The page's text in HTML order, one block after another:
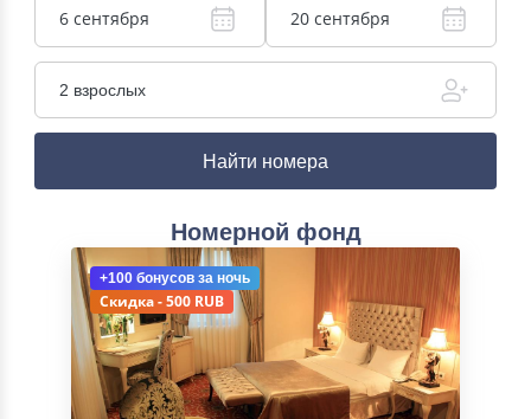
6 сентября 20 сентября
2 взрослых
Найти номера
Номерной фонд
+100 бонусов за ночь
Скидка - 500 RUB